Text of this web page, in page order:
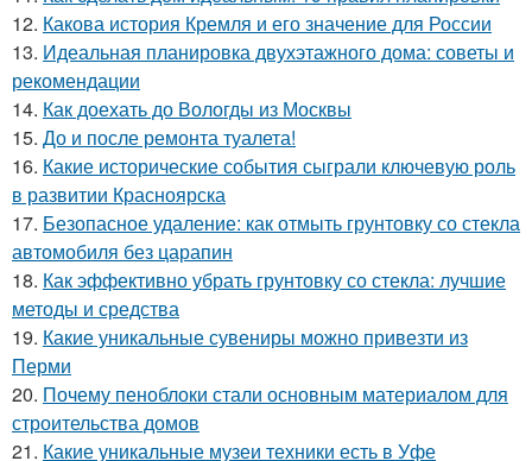
12. Какова история Кремля и его значение для России
13. Идеальная планировка двухэтажного дома: советы и
рекомендации
14. Как доехать до Вологды из Москвы
15. До и после ремонта туалета!
16. Какие исторические события сыграли ключевую роль
в развитии Красноярска
17. Безопасное удаление: как отмыть грунтовку со стекла
автомобиля без царапин
18. Как эффективно убрать грунтовку со стекла: лучшие
методы и средства
19. Какие уникальные сувениры можно привезти из
Перми
20. Почему пеноблоки стали основным материалом для
строительства домов
21. Какие уникальные музеи техники есть в Уфе